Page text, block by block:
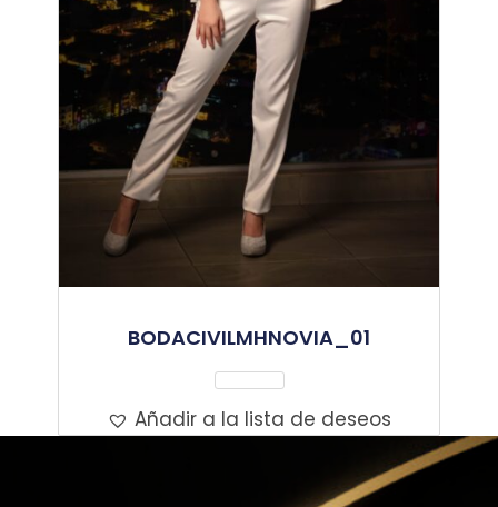
BODACIVILMHNOVIA_01
Leer Más
Añadir a la lista de deseos